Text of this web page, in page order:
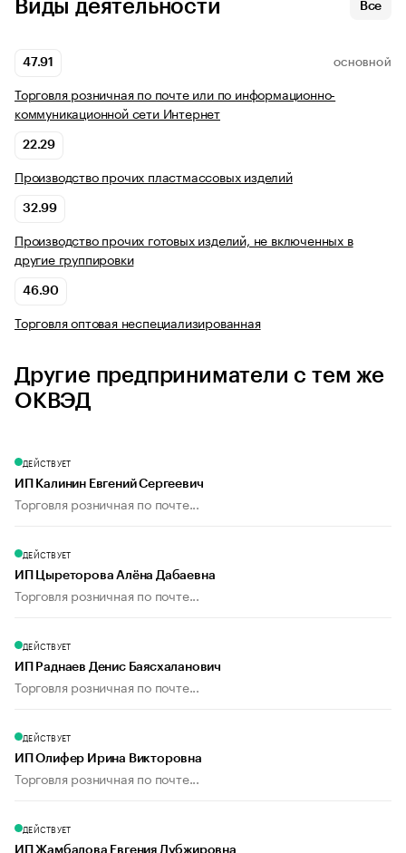
Виды деятельности Все
47.91 ОСНОВНОЙ
Торговля розничная по почте или по информационно-
коммуникационной сети Интернет
22.29
Производство прочих пластмассовых изделий
32.99
Производство прочих готовых изделий, не включенных в
другие группировки
46.90
Торговля оптовая неспециализированная
Другие предприниматели с тем же
ОКВЭД
ДЕЙСТВУЕТ
ИП Калинин Евгений Сергеевич
Торговля розничная по почте...
ДЕЙСТВУЕТ
ИП Цыреторова Алёна Дабаевна
Торговля розничная по почте...
ДЕЙСТВУЕТ
ИП Раднаев Денис Баясхаланович
Торговля розничная по почте...
ДЕЙСТВУЕТ
ИП Олифер Ирина Викторовна
Торговля розничная по почте...
ДЕЙСТВУЕТ